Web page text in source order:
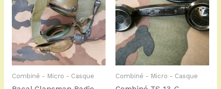
Combiné - Micro - Casque Combiné - Micro - Casque